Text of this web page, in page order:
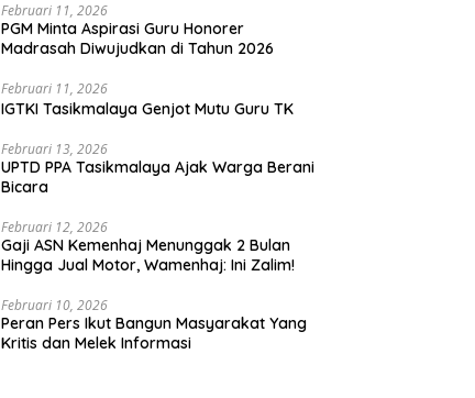
Februari 11, 2026
PGM Minta Aspirasi Guru Honorer
Madrasah Diwujudkan di Tahun 2026
Februari 11, 2026
IGTKI Tasikmalaya Genjot Mutu Guru TK
Februari 13, 2026
UPTD PPA Tasikmalaya Ajak Warga Berani
Bicara
Februari 12, 2026
Gaji ASN Kemenhaj Menunggak 2 Bulan
Hingga Jual Motor, Wamenhaj: Ini Zalim!
Februari 10, 2026
Peran Pers Ikut Bangun Masyarakat Yang
Kritis dan Melek Informasi